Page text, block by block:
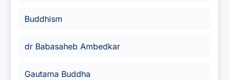
Buddhism
dr Babasaheb Ambedkar
Gautama Buddha